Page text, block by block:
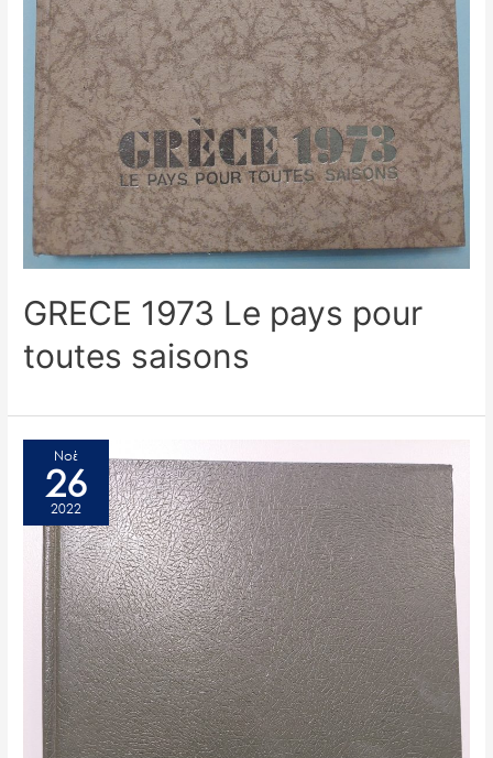
GRECE 1973 Le pays pour
toutes saisons
Νοέ
26
2022